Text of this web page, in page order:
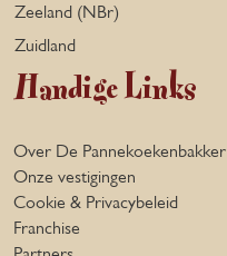
Zeeland (NBr)
Zuidland
Handige Links
Over De Pannekoekenbakker
Onze vestigingen
Cookie & Privacybeleid
Franchise